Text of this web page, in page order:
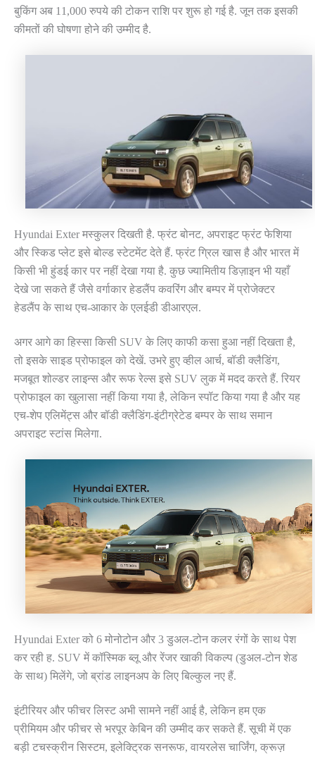
बुकिंग अब 11,000 रुपये की टोकन राशि पर शुरू हो गई है. जून तक इसकी
कीमतों की घोषणा होने की उम्मीद है.
Hyundai Exter मस्कुलर दिखती है. फ्रंट बोनट, अपराइट फ्रंट फेशिया
और स्किड प्लेट इसे बोल्ड स्टेटमेंट देते हैं. फ्रंट ग्रिल खास है और भारत में
किसी भी हुंडई कार पर नहीं देखा गया है. कुछ ज्यामितीय डिज़ाइन भी यहाँ
देखे जा सकते हैं जैसे वर्गाकार हेडलैंप कवरिंग और बम्पर में प्रोजेक्टर
हेडलैंप के साथ एच-आकार के एलईडी डीआरएल.
अगर आगे का हिस्सा किसी SUV के लिए काफी कसा हुआ नहीं दिखता है,
तो इसके साइड प्रोफाइल को देखें. उभरे हुए व्हील आर्च, बॉडी क्लैडिंग,
मजबूत शोल्डर लाइन्स और रूफ रेल्स इसे SUV लुक में मदद करते हैं. रियर
प्रोफाइल का खुलासा नहीं किया गया है, लेकिन स्पॉट किया गया है और यह
एच-शेप एलिमेंट्स और बॉडी क्लैडिंग-इंटीग्रेटेड बम्पर के साथ समान
अपराइट स्टांस मिलेगा.
Hyundai Exter को 6 मोनोटोन और 3 डुअल-टोन कलर रंगों के साथ पेश
कर रही ह. SUV में कॉस्मिक ब्लू और रेंजर खाकी विकल्प (डुअल-टोन शेड
के साथ) मिलेंगे, जो ब्रांड लाइनअप के लिए बिल्कुल नए हैं.
इंटीरियर और फीचर लिस्ट अभी सामने नहीं आई है, लेकिन हम एक
प्रीमियम और फीचर से भरपूर केबिन की उम्मीद कर सकते हैं. सूची में एक
बड़ी टचस्क्रीन सिस्टम, इलेक्ट्रिक सनरूफ, वायरलेस चार्जिंग, क्रूज़